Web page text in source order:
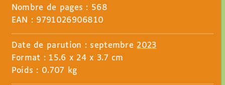
Nombre de pages : 568
EAN : 9791026906810
Date de parution : septembre 2023
Format : 15.6 x 24 x 3.7 cm
Poids : 0.707 kg